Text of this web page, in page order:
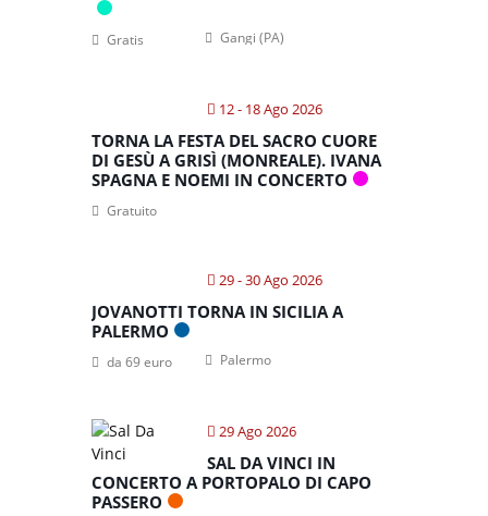
Gangi (PA)
Gratis
12 - 18 Ago 2026
TORNA LA FESTA DEL SACRO CUORE
DI GESÙ A GRISÌ (MONREALE). IVANA
SPAGNA E NOEMI IN CONCERTO
Gratuito
29 - 30 Ago 2026
JOVANOTTI TORNA IN SICILIA A
PALERMO
Palermo
da 69 euro
29 Ago 2026
SAL DA VINCI IN
CONCERTO A PORTOPALO DI CAPO
PASSERO